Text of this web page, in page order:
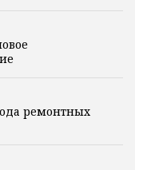
ремонтных